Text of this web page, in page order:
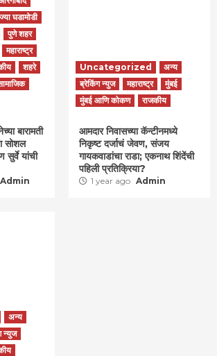
घडामोडी
पुणे शहर
महाराष्ट्र
शहरे
बारामती
सोशल
सुर्वे यांची
Admin
Uncategorized
अन्य
ब्रेकिंग न्युज
महाराष्ट्र
मुंबई
मुंबई आणि कोकण
राजकीय
आमदार निवासच्या कॅन्टीनमध्ये
निकृष्ट दर्जाचं जेवण, संजय
गायकवाडांचा राडा; एकनाथ शिंदेंची
पहिली प्रतिक्रिया?
1 year ago Admin
अन्य
न्युज